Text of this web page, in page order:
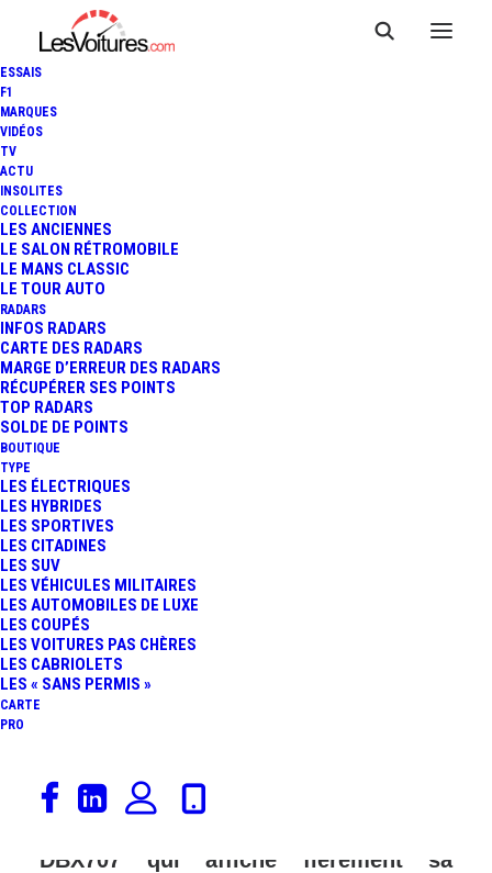
ESSAIS
F1
MARQUES
VIDÉOS
TV
ACTU
INSOLITES
COLLECTION
LES ANCIENNES
LE SALON RÉTROMOBILE
LE MANS CLASSIC
LE TOUR AUTO
RADARS
INFOS RADARS
CARTE DES RADARS
MARGE D’ERREUR DES RADARS
RÉCUPÉRER SES POINTS
TOP RADARS
SOLDE DE POINTS
BOUTIQUE
TYPE
LES ÉLECTRIQUES
LES HYBRIDES
LES SPORTIVES
LES CITADINES
LES SUV
LES VÉHICULES MILITAIRES
LES AUTOMOBILES DE LUXE
LES COUPÉS
LES VOITURES PAS CHÈRES
LES CABRIOLETS
LES « SANS PERMIS »
CARTE
PRO
ASTON MARTIN DBX707 : LE
PLUS PUISSANT DES SUV DU
5 Minutes
Alors que, cette année, Ferrari est
attendu au tournant avec son tout
DBX707 qui affiche fièrement sa